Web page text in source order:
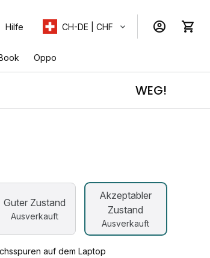
Hilfe CH-DE | CHF
Oppo
WEG!
Guter Zustand
Ausverkauft
Akzeptabler
Zustand
Ausverkauft
auf dem Laptop